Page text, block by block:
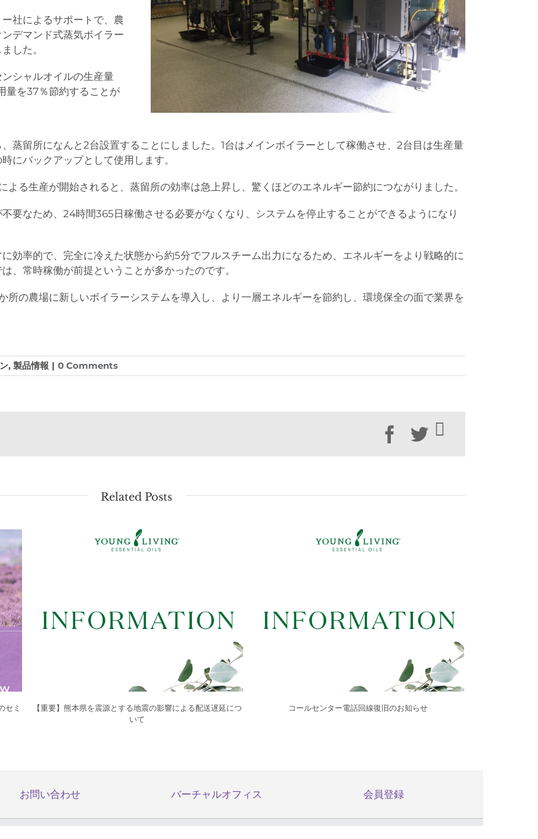
社によるサポートで、農
デマンド式蒸気ボイラー
した。
シャルオイルの生産量
量を37％節約することが
蒸留所になんと2台設置することにしました。1台はメインボイラーとして稼働させ、2台目は生産量
にバックアップとして使用します。
よる生産が開始されると、蒸留所の効率は急上昇し、驚くほどのエネルギー節約につながりました。
要なため、24時間365日稼働させる必要がなくなり、システムを停止することができるようになり
効率的で、完全に冷えた状態から約5分でフルスチーム出力になるため、エネルギーをより戦略的に
、常時稼働が前提ということが多かったのです。
所の農場に新しいボイラーシステムを導入し、より一層エネルギーを節約し、環境保全の面で業界を
, 製品情報 | 0 Comments
Facebook
Twitter
Related Posts
セミ
【重要】熊本県を震源とする地震の影響による配送遅延につ
いて
コールセンター電話回線復旧のお知らせ
お問い合わせ バーチャルオフィス 会員登録